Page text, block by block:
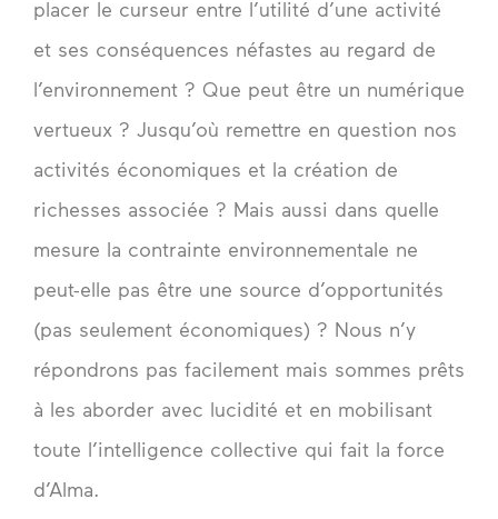
placer le curseur entre l’utilité d’une activité
et ses conséquences néfastes au regard de
l’environnement ? Que peut être un numérique
vertueux ? Jusqu’où remettre en question nos
activités économiques et la création de
richesses associée ? Mais aussi dans quelle
mesure la contrainte environnementale ne
peut-elle pas être une source d’opportunités
(pas seulement économiques) ? Nous n’y
répondrons pas facilement mais sommes prêts
à les aborder avec lucidité et en mobilisant
toute l’intelligence collective qui fait la force
d’Alma.